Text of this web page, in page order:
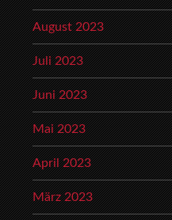
August 2023
Juli 2023
Juni 2023
Mai 2023
April 2023
März 2023